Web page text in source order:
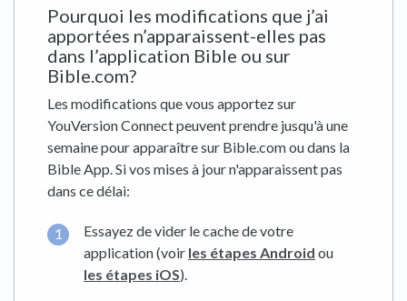
Pourquoi les modifications que j’ai
apportées n’apparaissent-elles pas
dans l’application Bible ou sur
Bible.com?
Les modifications que vous apportez sur
YouVersion Connect peuvent prendre jusqu'à une
semaine pour apparaître sur Bible.com ou dans la
Bible App. Si vos mises à jour n'apparaissent pas
dans ce délai:
Essayez de vider le cache de votre
application (voir les étapes Android ou
les étapes iOS).